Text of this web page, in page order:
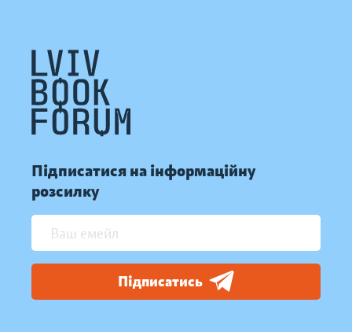
Підписатися на інформаційну
розсилку
Підписатись